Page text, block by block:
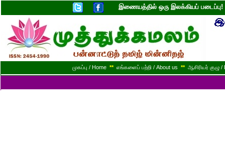
இணையத்தில் ஒரு இலக்கியப்
முகப்பு / Home ** எங்களைப் பற்றி / About us ** ஆசிரியர் குழு